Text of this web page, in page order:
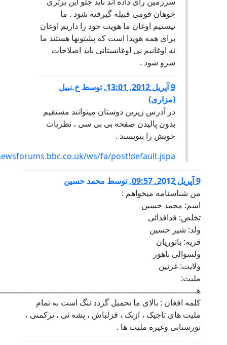
خوهان قومی قبیله گیرفته شود . ما
نیستیم اوغان ما هویت خود را داریم اوغان
برای همه هویدا است که پشتونها هستند ما
نه اوغانیم نی اوغانستانی باید اصلاحات
شرو شود .
,توسطخ.نبیل
در آدرس زیرین دوستان میتوانند مستقیم
بدون پالیدن صفحه بی بی سی ، نظریات
خویش را بنویسند .
http://newsforums.bbc.co.uk/ws/fa/post!default.jspa
,توسطمحمد حسین
شناسنامه میخواهم :
محمد حسین
فدافدائی
شیر حسین
باتوریان
ناهور
غزنین
افغان : بالای ما تحمیل گردد ننگ است به تمام
های تاجیک ، ازبک ، قزلباش ، پشه ئی ، ترکمنی ،
وغیره ملیت ها .